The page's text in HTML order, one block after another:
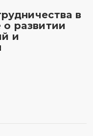
в
развитии
и